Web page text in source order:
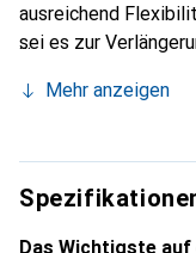
ausreichend
sei es zur
Kabel ist mit einem
und stabile
Eingangsspannung
Eingangsstrom von
robusten Wahl für
Mehr anzeigen
Das Wichtigste auf